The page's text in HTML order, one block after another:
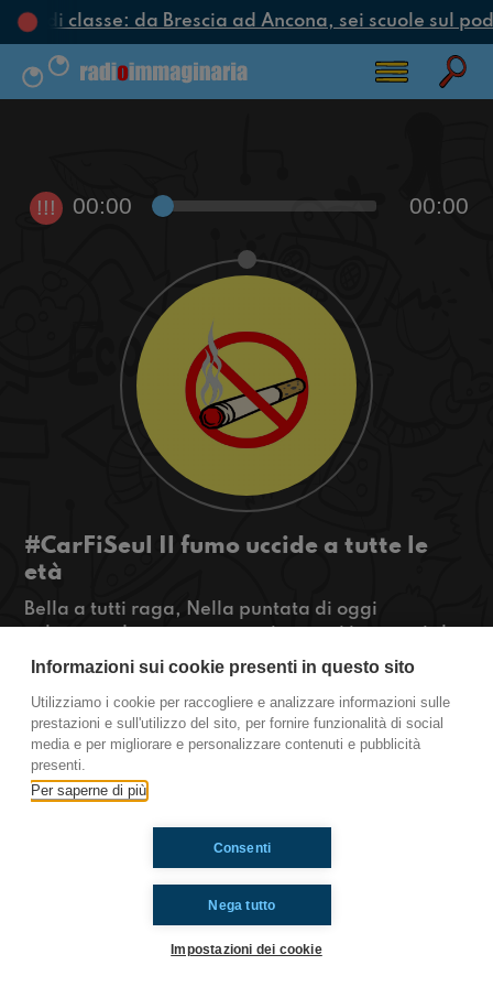
di classe: da Brescia ad Ancona, sei scuole sul
!!! 00:00 00:00
#CarFiSeul Il fumo uccide a tutte le
età
Bella a tutti raga, Nella puntata di oggi
fumano incoscienti del pericolo e dei danni che
#OkkinSu www.radioimmaginaria.it
CarFiSeul
Ti è piaciuto? Condividilo!
Informazioni sui cookie presenti in questo sito
Utilizziamo i cookie per raccogliere e analizzare informazioni sulle
prestazioni e sull'utilizzo del sito, per fornire funzionalità di social
media e per migliorare e personalizzare contenuti e pubblicità
presenti.
Per saperne di più
Nega tutto
Consenti
Impostazioni dei cookie